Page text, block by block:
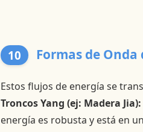
10 Formas de Onda
Estos flujos de energía se
Troncos Yang (ej: Madera Jia):
energía es robusta y está en